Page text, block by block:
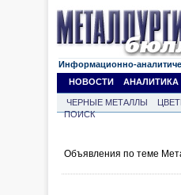
Информационно-
НОВОСТИ
АНАЛИТИКА
ЧЕРНЫЕ МЕТАЛЛЫ
ПОИСК
Объявления по теме